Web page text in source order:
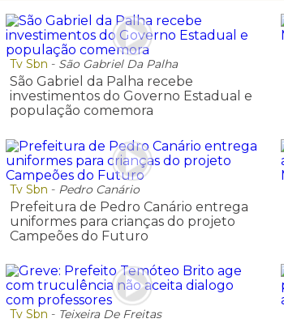
Tv Sbn - São Gabriel Da Palha
São Gabriel da Palha recebe
investimentos do Governo Estadual e
população comemora
Tv Sbn - Pedro Canário
Prefeitura de Pedro Canário entrega
uniformes para crianças do projeto
Campeões do Futuro
Tv Sbn - Teixeira De Freitas